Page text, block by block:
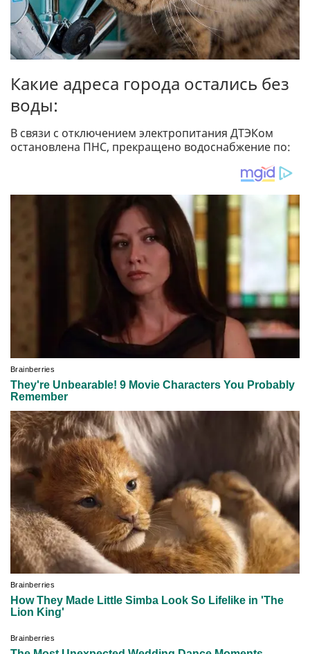
Какие адреса города остались без
воды:
В связи с отключением электропитания ДТЭКом
остановлена ПНС, прекращено водоснабжение по: